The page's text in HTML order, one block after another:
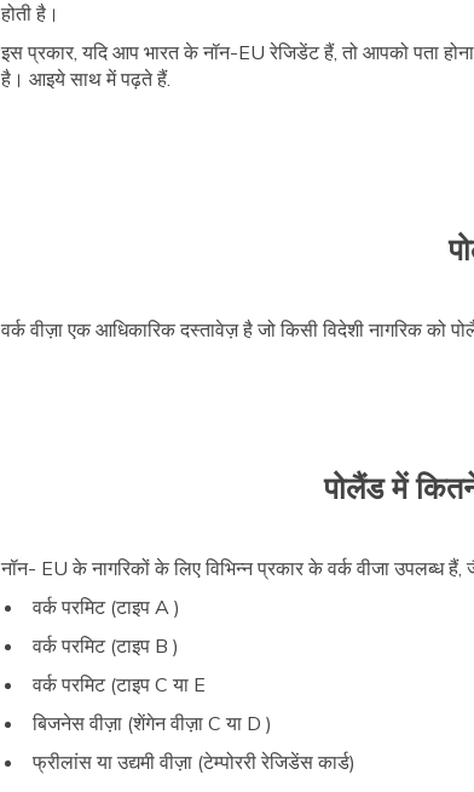
होती है।
इस प्रकार, यदि आप भारत के नॉन-EU रेजिडेंट हैं, तो आपको पता
है। आइये साथ में पढ़ते हैं.
वर्क वीज़ा एक आधिकारिक दस्तावेज़ है जो किसी विदेशी नागरिक को
पोलैंड में
नॉन- EU के नागरिकों के लिए विभिन्न प्रकार के वर्क वीजा उपलब्ध
वर्क परमिट (टाइप A )
वर्क परमिट (टाइप B )
वर्क परमिट (टाइप C या E
बिजनेस वीज़ा (शेंगेन वीज़ा C या D )
फ्रीलांस या उद्यमी वीज़ा (टेम्पोररी रेजिडेंस कार्ड)